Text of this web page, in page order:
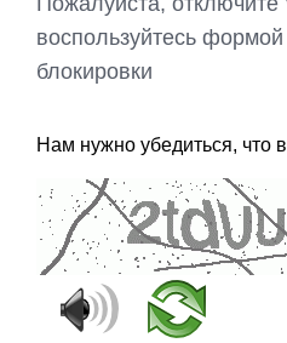
воспользуйтесь
блокировки
Нам нужно убедиться, что